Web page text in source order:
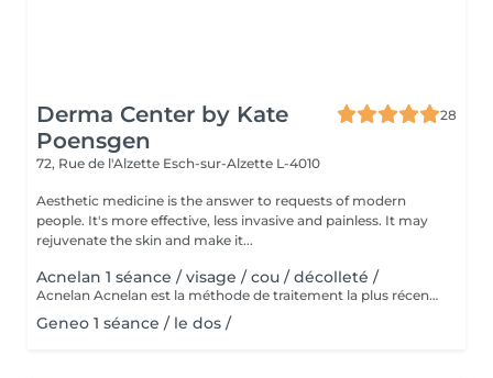
Derma Center by Kate
Poensgen
28
72, Rue de l'Alzette Esch-sur-Alzette L-4010
Aesthetic medicine is the answer to requests of modern
people. It's more effective, less invasive and painless. It may
rejuvenate the skin and make it...
Acnelan 1 séance / visage / cou / décolleté /
Acnelan Acnelan est la méthode de traitement la plus récente et la plus innovante de l'acné. Le pack de soins de la marque espagnole Mesoestetic guérit efficacement les changements d'acné de différentes origines et phases. Cette thérapie apaise la peau et les zones enflammées, et a un effet très positif sur la guérison des complications de l'acné, car les cicatrices ne sont plus aussi visibles et les taches sont affinées. C'est la méthode complexe qui guérit l'acné et empêche de nouveaux changements de se produire. Principalement les principes actifs, tels que le complexe bexarétinyle (un rétinoïde), le soufre et le kaolin, fonctionnent comme un nettoyant en profondeur pour les pores obstrués, ce qui conduit à une amélioration visible du teint de la peau. De plus, d'autres ingrédients actifs tels que l'acide hyaluronique, le zinc, l'aloe vera et le cuivre sont présents dans le pack Acknelan. Le complexe d'acné breveté comprend également: Alcool | Acide mandélique | Azelate de disodium | Soufre | Kaolin | Aqua | Acide salicylique | Hydroxypropylméthylcellulose | Acide shikimique | Rétinoxytriméthylsilanes. Les substances combattent tous les symptômes de l'acné, guérissent la peau enflammée, nettoient les pores, réduisent le nombre de points noirs, écaillent la peau, affinent l'apparence, équilibrent la production de sébum et ont un effet antibactérien.
Geneo 1 séance / le dos /